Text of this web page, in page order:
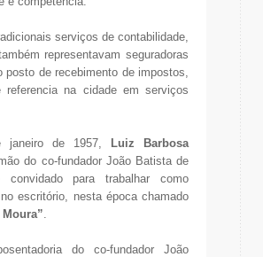
serviços de contabilidade,
representavam seguradoras
posto de recebimento de impostos,
referencia na cidade em serviços
janeiro de 1957, Luiz Barbosa
do co-fundador João Batista de
convidado para trabalhar como
escritório, nesta época chamado
do co-fundador João